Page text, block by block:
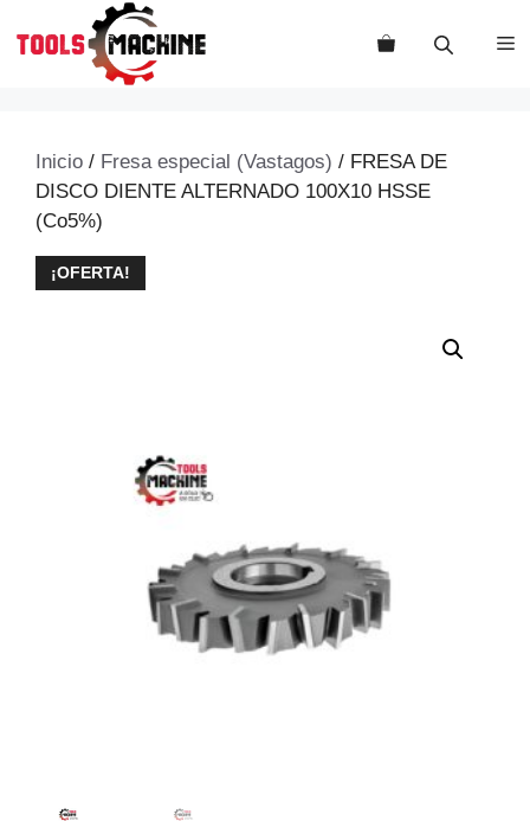
Inicio / Fresa especial (Vastagos) / FRESA DE
DISCO DIENTE ALTERNADO 100X10 HSSE
(Co5%)
¡OFERTA!